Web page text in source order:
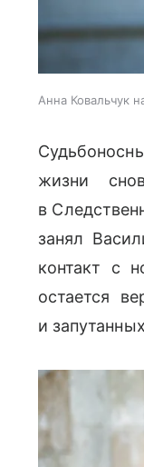
Анна Ковальчук
жизни
в
занял
контакт с
остается
и